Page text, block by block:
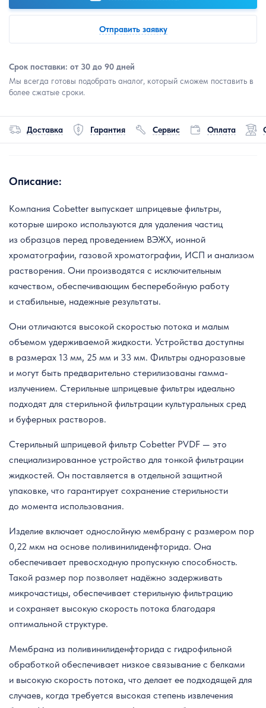
Отправить заявку
Срок поставки: от 30 до 90 дней
Мы всегда готовы подобрать аналог, который сможем поставить в
более сжатые сроки.
Доставка Гарантия Сервис Оплата
Описание:
Компания Cobetter выпускает шприцевые фильтры,
которые широко используются для удаления частиц
из образцов перед проведением ВЭЖХ, ионной
хроматографии, газовой хроматографии, ИСП и анализом
растворения. Они производятся с исключительным
качеством, обеспечивающим бесперебойную работу
и стабильные, надежные результаты.
Они отличаются высокой скоростью потока и малым
объемом удерживаемой жидкости. Устройства доступны
в размерах 13 мм, 25 мм и 33 мм. Фильтры одноразовые
и могут быть предварительно стерилизованы гамма-
излучением. Стерильные шприцевые фильтры идеально
подходят для стерильной фильтрации культуральных сред
и буферных растворов.
Стерильный шприцевой фильтр Cobetter PVDF — это
специализированное устройство для тонкой фильтрации
жидкостей. Он поставляется в отдельной защитной
упаковке, что гарантирует сохранение стерильности
до момента использования.
Изделие включает однослойную мембрану с размером пор
0,22 мкм на основе поливинилиденфторида. Она
обеспечивает превосходную пропускную способность.
Такой размер пор позволяет надёжно задерживать
микрочастицы, обеспечивает стерильную фильтрацию
и сохраняет высокую скорость потока благодаря
оптимальной структуре.
Мембрана из поливинилиденфторида с гидрофильной
обработкой обеспечивает низкое связывание с белками
и высокую скорость потока, что делает ее подходящей для
случаев, когда требуется высокая степень извлечения